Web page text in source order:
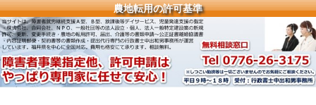
農地転用の許可基準